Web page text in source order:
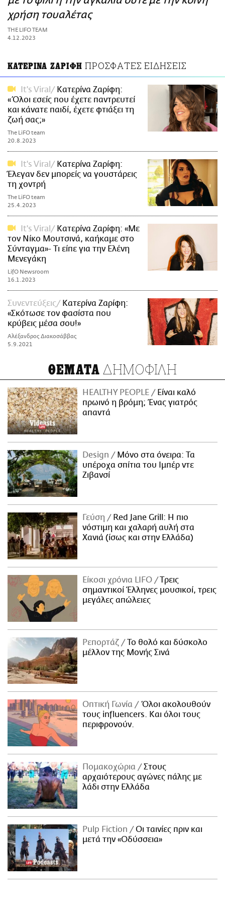
ΑΜΠΑ
PRINT
χρήση τουαλέτας
THE LIFO TEAM
4.12.2023
ΚΑΤΕΡΙΝΑ ΖΑΡΙΦΗ ΠΡΟΣΦΑΤΕΣ ΕΙΔΗΣΕΙΣ
It's Viral
Κατερίνα Ζαρίφη:
«Όλοι εσείς που έχετε παντρευτεί
και κάνατε παιδί, έχετε φτιάξει τη
ζωή σας;»
The LiFO team
20.8.2023
It's Viral
Κατερίνα Ζαρίφη:
Έλεγαν δεν μπορείς να γουστάρεις
τη χοντρή
The LiFO team
25.4.2023
It's Viral
Κατερίνα Ζαρίφη: «Με
τον Νίκο Μουτσινά, καήκαμε στο
Σύνταγμα»- Τι είπε για την Ελένη
Μενεγάκη
LifO Newsroom
16.1.2023
Συνεντεύξεις
Κατερίνα Ζαρίφη:
«Σκότωσε τον φασίστα που
κρύβεις μέσα σου!»
Αλέξανδρος Διακοσάββας
5.9.2021
ΘΕΜΑΤΑ ΔΗΜΟΦΙΛΗ
HEALTHY PEOPLE
Είναι καλό
πρωινό η βρόμη; Ένας γιατρός
απαντά
Design
Μόνο στα όνειρα: Τα
υπέροχα σπίτια του Ιμπέρ ντε
Ζιβανσί
Γεύση
Red Jane Grill: Η πιο
νόστιμη και χαλαρή αυλή στα
Χανιά (ίσως και στην Ελλάδα)
Είκοσι χρόνια LIFO
Tρεις
σημαντικοί Έλληνες μουσικοί, τρεις
μεγάλες απώλειες
Ρεπορτάζ
Το θολό και δύσκολο
μέλλον της Μονής Σινά
Οπτική Γωνία
Όλοι ακολουθούν
τους influencers. Και όλοι τους
περιφρονούν.
Πομακοχώρια
Στους
αρχαιότερους αγώνες πάλης με
λάδι στην Ελλάδα
Pulp Fiction
Οι ταινίες πριν και
μετά την «Οδύσσεια»